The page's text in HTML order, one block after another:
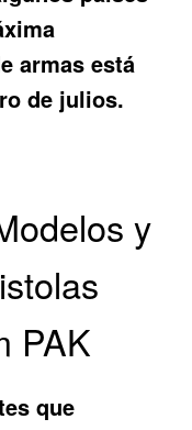
armas está
de julios.
y
PAK
que